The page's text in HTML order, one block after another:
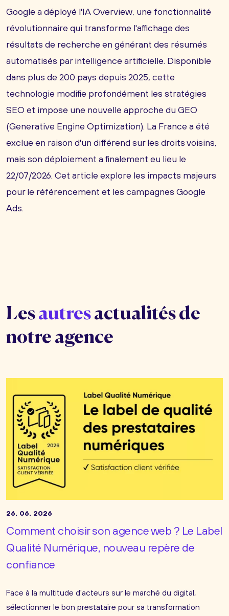
l'intégration des dernières technologies
d'Intelligence Artificielle.
En parcourant nos actualités agence web, vous
accédez à une source d'information unique pour :
Valider notre expertise et notre expérience
(EEAT) à travers des réalisations concrètes.
S'inspirer de nos études de cas webmarketing
pour vos propres projets.
Comprendre la culture d'une agence web
références qui place la qualité et la performance
au cœur de ses actions.
Google a déployé l'IA Overview, une fonctionnalité
révolutionnaire qui transforme l'affichage des
résultats de recherche en générant des résumés
automatisés par intelligence artificielle. Disponible
dans plus de 200 pays depuis 2025, cette
technologie modifie profondément les stratégies
SEO et impose une nouvelle approche du GEO
(Generative Engine Optimization). La France a été
exclue en raison d'un différend sur les droits voisins,
mais son déploiement a finalement eu lieu le
22/07/2026. Cet article explore les impacts majeurs
pour le référencement et les campagnes Google
Ads.
Lesautresactualités de
notre agence
26. 06. 2026
Comment choisir son agence web ? Le Label
Qualité Numérique, nouveau repère de
confiance
Face à la multitude d'acteurs sur le marché du digital,
sélectionner le bon prestataire pour sa transformation